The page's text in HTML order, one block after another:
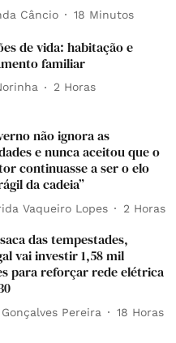
Câncio 18 Minutos
de vida: habitação e
familiar
2 Horas
não ignora as
e nunca aceitou que o
continuasse a ser o elo
da cadeia”
Vaqueiro Lopes 2 Horas
das tempestades,
vai investir 1,58 mil
para reforçar rede elétrica
Gonçalves Pereira 18 Horas